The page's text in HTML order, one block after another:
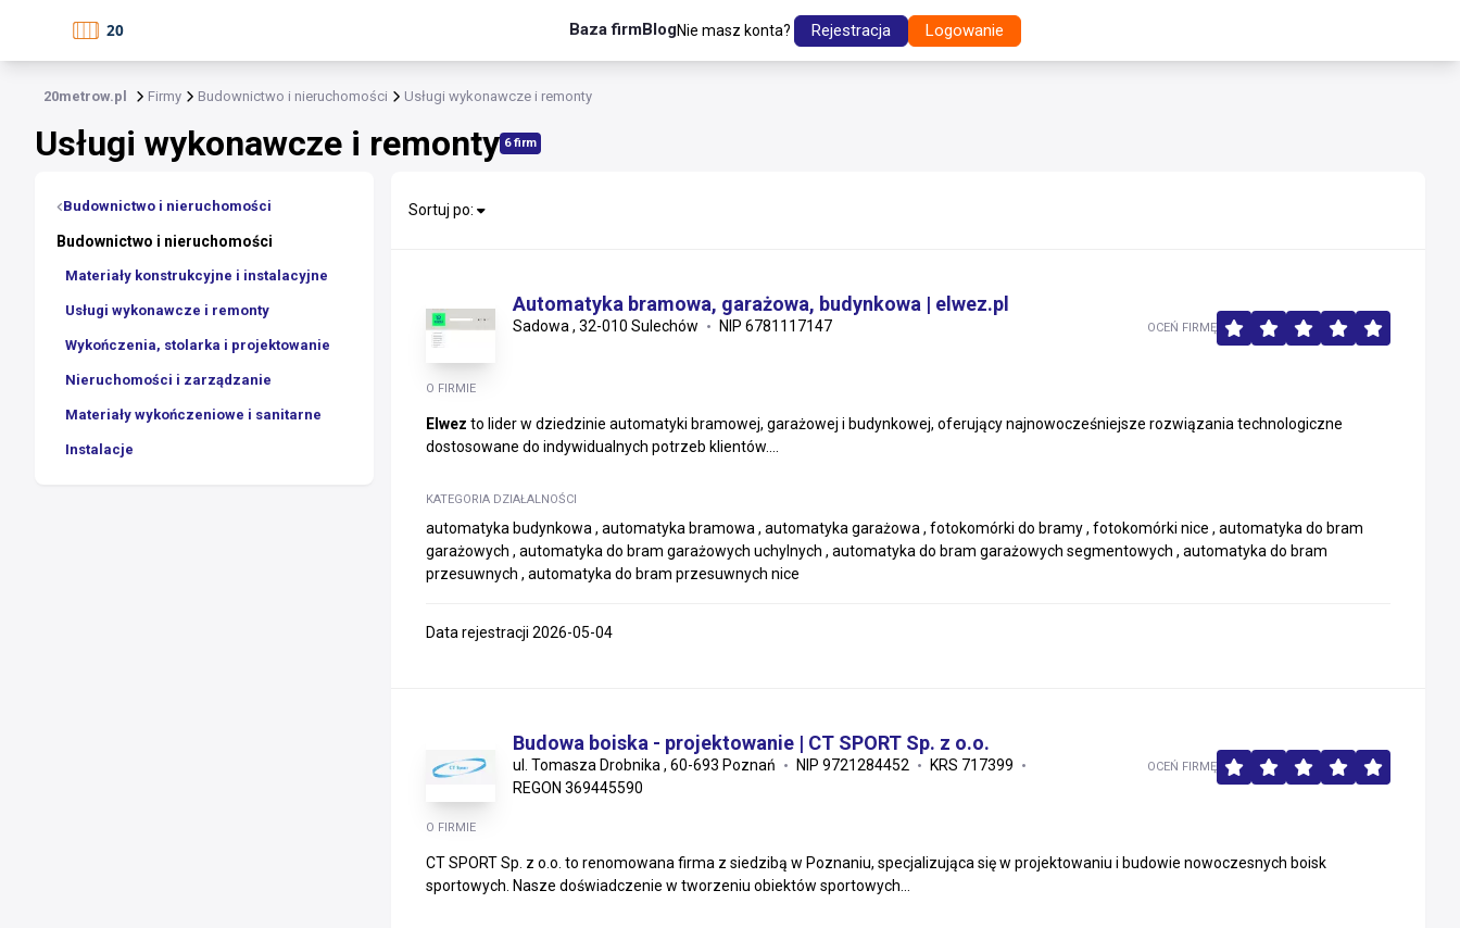
Baza firmBlogNie masz konta? Rejestracja Logowanie
20metrow.pl Firmy Budownictwo i nieruchomości Usługi wykonawcze i remonty
Usługi wykonawcze i remonty 6 firm
Budownictwo i nieruchomości
Budownictwo i nieruchomości
Materiały konstrukcyjne i instalacyjne
Usługi wykonawcze i remonty
Wykończenia, stolarka i projektowanie
Nieruchomości i zarządzanie
Materiały wykończeniowe i sanitarne
Instalacje
Sortuj po:
Automatyka bramowa, garażowa, budynkowa | elwez.pl
Sadowa , 32-010 Sulechów NIP 6781117147
O FIRMIE
Elwez to lider w dziedzinie automatyki bramowej, garażowej i budynkowej, oferujący najnowocześniejsze rozwiązania technologiczne
dostosowane do indywidualnych potrzeb klientów....
KATEGORIA DZIAŁALNOŚCI
automatyka budynkowa , automatyka bramowa , automatyka garażowa , fotokomórki do bramy , fotokomórki nice , automatyka do bram
garażowych , automatyka do bram garażowych uchylnych , automatyka do bram garażowych segmentowych , automatyka do bram
przesuwnych , automatyka do bram przesuwnych nice
OCEŃ FIRMĘ
Data rejestracji 2026-05-04
Budowa boiska - projektowanie | CT SPORT Sp. z o.o.
ul. Tomasza Drobnika , 60-693 Poznań NIP 9721284452
KRS 717399
REGON 369445590
O FIRMIE
CT SPORT Sp. z o.o. to renomowana firma z siedzibą w Poznaniu, specjalizująca się w projektowaniu i budowie nowoczesnych boisk
sportowych. Nasze doświadczenie w tworzeniu obiektów sportowych...
OCEŃ FIRMĘ